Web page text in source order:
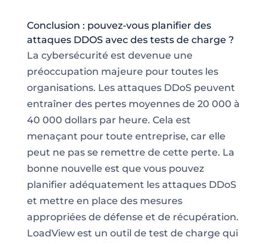
Conclusion : pouvez-vous planifier des
attaques DDOS avec des tests de charge ?
La cybersécurité est devenue une
préoccupation majeure pour toutes les
organisations. Les attaques DDoS peuvent
entraîner des pertes moyennes de 20 000 à
40 000 dollars par heure. Cela est
menaçant pour toute entreprise, car elle
peut ne pas se remettre de cette perte. La
bonne nouvelle est que vous pouvez
planifier adéquatement les attaques DDoS
et mettre en place des mesures
appropriées de défense et de récupération.
LoadView est un outil de test de charge qui